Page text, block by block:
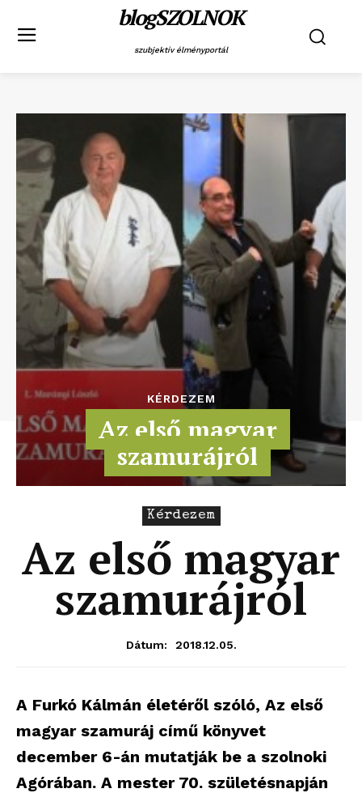
blogSZOLNOK
szubjektív élményportál
KÉRDEZEM
Az első magyar
szamurájról
Kérdezem
Az első magyar
szamurájról
Dátum: 2018.12.05.
A Furkó Kálmán életéről szóló, Az első
magyar szamuráj című könyvet
december 6-án mutatják be a szolnoki
Agórában. A mester 70. születésnapján